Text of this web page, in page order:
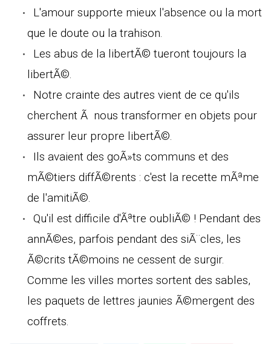
L'amour supporte mieux l'absence ou la mort
que le doute ou la trahison.
Les abus de la libertÃ© tueront toujours la
libertÃ©.
Notre crainte des autres vient de ce qu'ils
cherchent Ã nous transformer en objets pour
assurer leur propre libertÃ©.
Ils avaient des goÃ»ts communs et des
mÃ©tiers diffÃ©rents : c'est la recette mÃªme
de l'amitiÃ©.
Qu'il est difficile d'Ãªtre oubliÃ© ! Pendant des
annÃ©es, parfois pendant des siÃ¨cles, les
Ã©crits tÃ©moins ne cessent de surgir.
Comme les villes mortes sortent des sables,
les paquets de lettres jaunies Ã©mergent des
coffrets.